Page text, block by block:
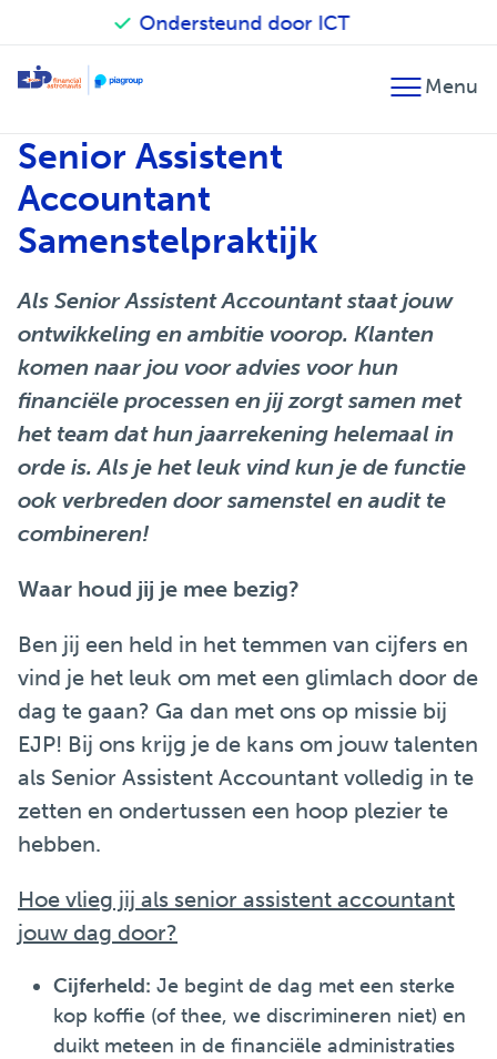
Ondernemer tot ondernemer
Financieel advies
Fiscaal advies
Financiële planning
Fusie en overname
Accountancy
Belastingadvies
Audit
Salarisadministratie
Our financial astronauts
Zo werken we
Betrokken en verantwoordelijk
EJP Topsport Helpdesk
Internationaal
Senior Assistent
Accountant
Samenstelpraktijk
Als Senior Assistent Accountant staat jouw
ontwikkeling en ambitie voorop. Klanten
komen naar jou voor advies voor hun
financiële processen en jij zorgt samen met
het team dat hun jaarrekening helemaal in
orde is. Als je het leuk vind kun je de functie
ook verbreden door samenstel en audit te
combineren!
Waar houd jij je mee bezig?
Ben jij een held in het temmen van cijfers en
vind je het leuk om met een glimlach door de
dag te gaan? Ga dan met ons op missie bij
EJP! Bij ons krijg je de kans om jouw talenten
als Senior Assistent Accountant volledig in te
zetten en ondertussen een hoop plezier te
hebben.
Hoe vlieg jij als senior assistent accountant
jouw dag door?
Cijferheld: Je begint de dag met een sterke
kop koffie (of thee, we discrimineren niet) en
duikt meteen in de financiële administraties